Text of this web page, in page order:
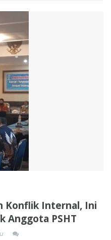
Konflik Internal, Ini
Anggota PSHT